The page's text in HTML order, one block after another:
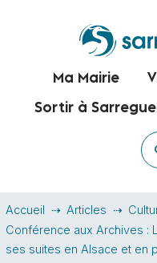
Ma Mairie
Sortir à
Accueil Articles
Conférence aux Archives :
ses suites en Alsace et en